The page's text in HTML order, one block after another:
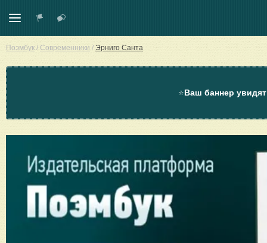
Поэмбук / Современники / Эрниго Санта
⭐Ваш баннер